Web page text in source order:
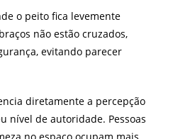
o peito fica levemente
não estão cruzados,
evitando parecer
diretamente a percepção
nível de autoridade. Pessoas